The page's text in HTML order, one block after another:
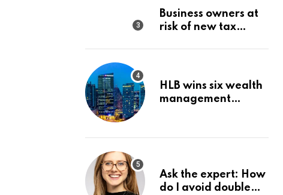
Business owners at
risk of new tax
HLB wins six wealth
management
Ask the expert: How
do I avoid double